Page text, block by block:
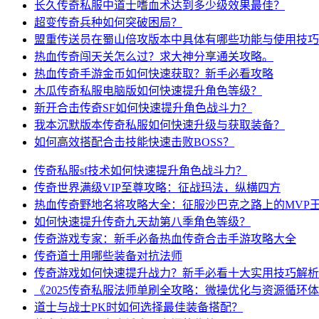
长久传奇私服中道士嗜血术达到多少级效果最佳？
超变传奇兵种如何突破困局？
盟重传送员在蜀山倍攻版本中具体有哪些功能与使用技巧
热血传奇闯天关怎么过？求大神分享通关攻略。
热血传奇手游金币如何快速获取？新手必看攻略
木瓜传奇私服电脑版如何快速提升角色等级？
新开合击传奇SF如何快速提升角色战斗力？
我本沉默版本传奇私服如何快速升级与获取装备？
如何高效搭配合击技能快速击败BOSS？
传奇私服sf技术如何快速提升角色战斗力？
传奇世界满级VIP至尊攻略：征战玛法，纵横四方
热血传奇野地名将攻略大全：征服沙巴克之路上的MVP
如何快速提升传奇九天劫第八季角色等级？
传奇游戏专家：新手必备热血传奇合击手游攻略大全
传奇道士用哪些装备对抗法师
传奇游戏如何快速提升战力？新手必看十大实用技巧解析
《2025传奇私服法师单刷全攻略：微操优化与资源循环体
道士与战士PK时如何选择最佳装备搭配？